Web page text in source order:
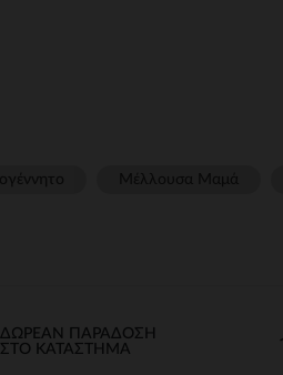
ΔΩΡΕΆΝ ΠΑΡΆΔΟΣΗ
ΣΤΟ ΚΑΤΆΣΤΗΜΑ